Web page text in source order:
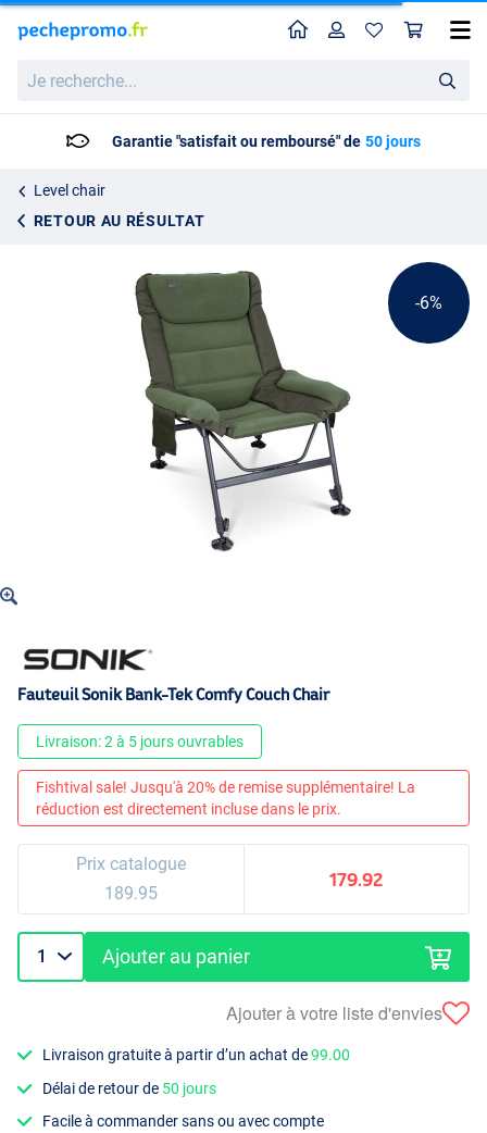
recherche...
HomeProfil
Garantie "satisfait ou remboursé" de 50 jours
Level chair
RETOUR AU RÉSULTAT
Fauteuil Sonik Bank-Tek Comfy Couch Chair
-6%
Fauteuil Sonik Bank-Tek Comfy Couch Chair
Livraison: 2 à 5 jours ouvrables
Fishtival sale! Jusqu'à 20% de remise supplémentaire! La
réduction est directement incluse dans le prix.
Prix catalogue
189.95
179.92
Ajouter au panier
Ajouter à votre liste d'envies
Livraison gratuite à partir d’un achat de99.00
Délai de retour de 50 jours
Facile à commander sans ou avec compte